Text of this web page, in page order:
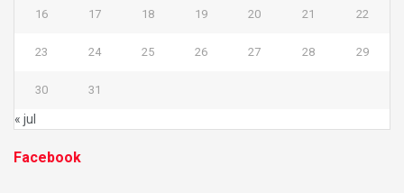
16 17 18 19 20 21 22
23 24 25 26 27 28 29
30 31
« jul
Facebook